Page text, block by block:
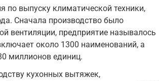
по выпуску климатической техники,
Сначала производство было
вентиляции, предприятие называлось
около 1300 наименований, а
миллионов единиц.
кухонных вытяжек,